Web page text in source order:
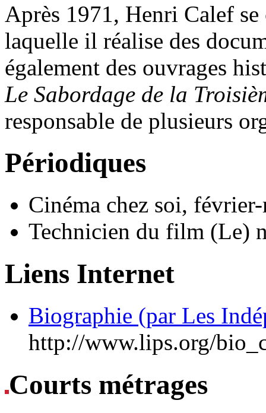
Après 1971, Henri Calef
laquelle il réalise des
également des ouvrages
Le Sabordage de la
responsable de plusieurs
Périodiques
Cinéma chez soi,
Technicien du film (Le)
Liens Internet
Biographie (par Les
http://www.lips.org/
Courts métrages